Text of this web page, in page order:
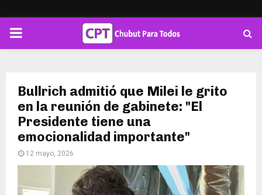
PRIMARY
Bullrich admitió que Milei le grito
en la reunión de gabinete: "El
Presidente tiene una
emocionalidad importante"
12 mayo, 2026